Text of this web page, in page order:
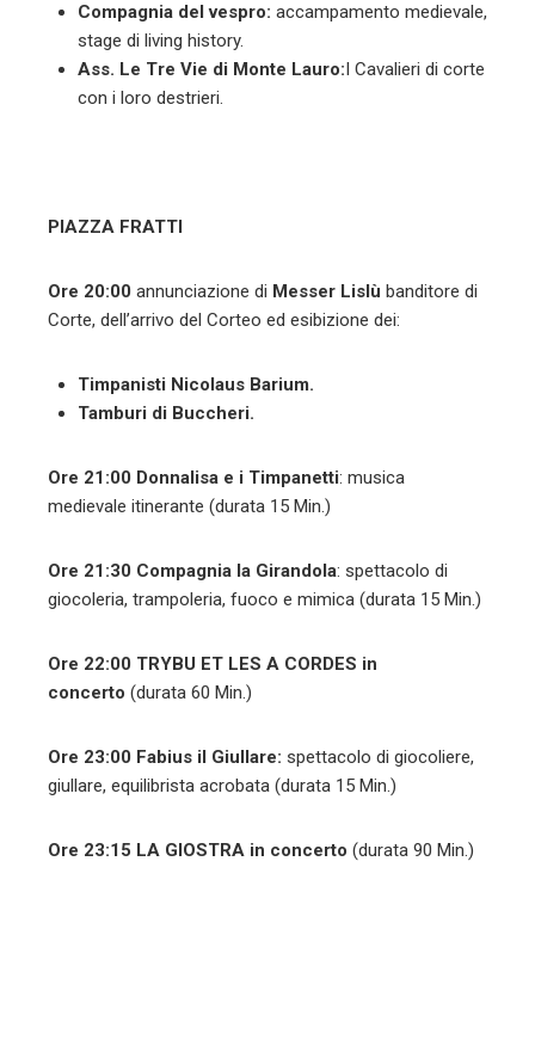
Compagnia del vespro: accampamento medievale,
stage di living history.
Ass. Le Tre Vie di Monte Lauro:I Cavalieri di corte
con i loro destrieri.
PIAZZA FRATTI
Ore 20:00 annunciazione di Messer Lislù banditore di
Corte, dell’arrivo del Corteo ed esibizione dei:
Timpanisti Nicolaus Barium.
Tamburi di Buccheri.
Ore 21:00 Donnalisa e i Timpanetti: musica
medievale itinerante (durata 15 Min.)
Ore 21:30 Compagnia la Girandola: spettacolo di
giocoleria, trampoleria, fuoco e mimica (durata 15 Min.)
Ore 22:00 TRYBU ET LES A CORDES in
concerto (durata 60 Min.)
Ore 23:00 Fabius il Giullare: spettacolo di giocoliere,
giullare, equilibrista acrobata (durata 15 Min.)
Ore 23:15 LA GIOSTRA in concerto (durata 90 Min.)